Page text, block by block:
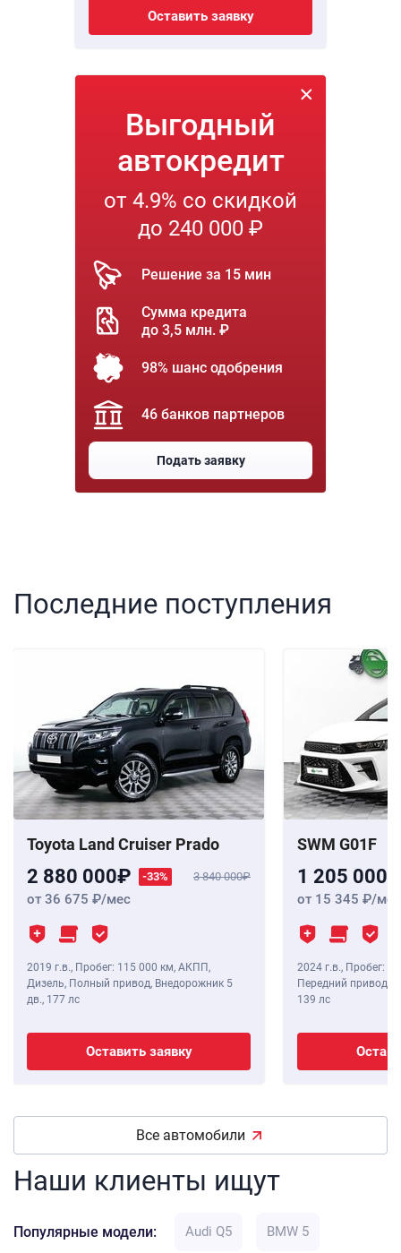
Оставить заявку
Выгодный
автокредит
от 4.9% со скидкой
до 240 000 ₽
Решение за 15 мин
Сумма кредита
до 3,5 млн. ₽
98% шанс одобрения
46 банков партнеров
Подать заявку
Последние поступления
Toyota Land Cruiser Prado
2 880 000 -33% 3 840 000
от 36 675 /мес
2019 г.в., Пробег: 115 000 км, АКПП,
Дизель, Полный привод, Внедорожник 5
дв., 177 лс
Оставить заявку
SWM G01F
1 205 000
от 15 345 /мес
2024 г.в., Пробег: 8
Передний привод,
139 лс
Все автомобили
Наши клиенты ищут
Популярные модели: Audi Q5 BMW 5